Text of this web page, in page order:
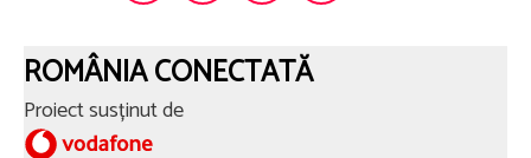
ROMÂNIA CONECTATĂ
Proiect susținut de